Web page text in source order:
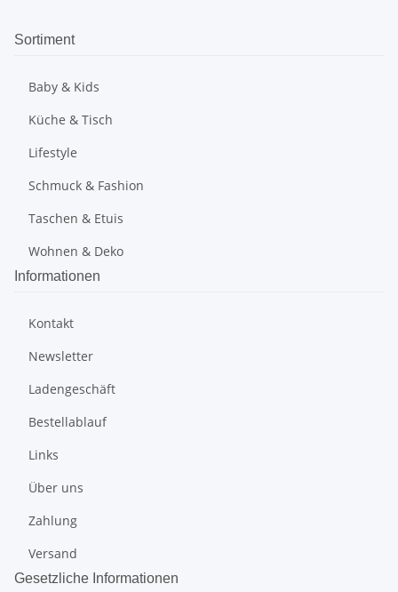
Sortiment
Baby & Kids
Küche & Tisch
Lifestyle
Schmuck & Fashion
Taschen & Etuis
Wohnen & Deko
Informationen
Kontakt
Newsletter
Ladengeschäft
Bestellablauf
Links
Über uns
Zahlung
Versand
Gesetzliche Informationen